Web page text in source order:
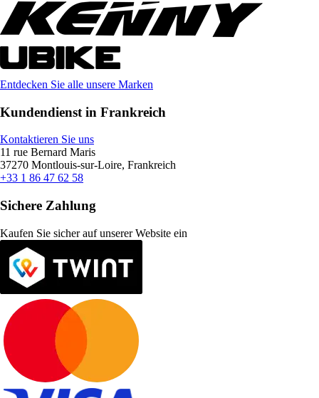
Entdecken Sie alle unsere Marken
Kundendienst in Frankreich
Kontaktieren Sie uns
11 rue Bernard Maris
37270 Montlouis-sur-Loire, Frankreich
+33 1 86 47 62 58
Sichere Zahlung
Kaufen Sie sicher auf unserer Website ein